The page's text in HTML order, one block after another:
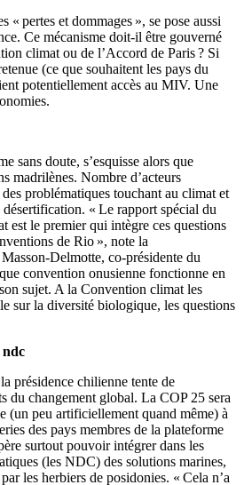
« pertes et dommages », se pose aussi
Ce mécanisme doit-il être gouverné
climat ou de l’Accord de Paris ? Si
(ce que souhaitent les pays du
potentiellement accès au MIV. Une
sans doute, s’esquisse alors que
madrilènes. Nombre d’acteurs
problématiques touchant au climat et
« Le rapport spécial du
est le premier qui intègre ces questions
de Rio », note la
Delmotte, co-présidente du
convention onusienne fonctionne en
sujet. A la Convention climat les
sur la diversité biologique, les questions
ndc
présidence chilienne tente de
du changement global. La COP 25 sera
(un peu artificiellement quand même) à
des pays membres de la plateforme
surtout pouvoir intégrer dans les
(les NDC) des solutions marines,
les herbiers de posidonies. « Cela n’a